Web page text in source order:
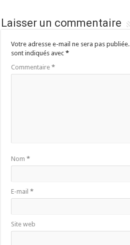
Laisser un commentaire
Votre adresse e-mail ne sera pas publiée.
sont indiqués avec*
Commentaire*
Nom*
E-mail*
Site web